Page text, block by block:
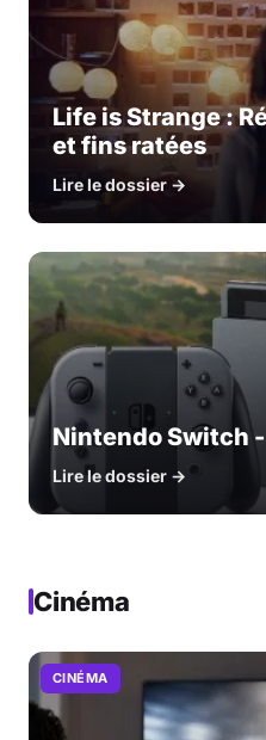
Life is Strange :
et fins ratées
Lire le dossier →
Nintendo Switch
Lire le dossier →
Cinéma
CINÉMA